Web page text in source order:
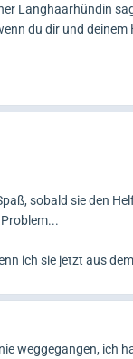
Langhaarhündin
du dir und
sobald sie den
ich sie jetzt aus
weggegangen, ich